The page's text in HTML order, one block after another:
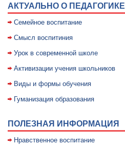
АКТУАЛЬНО О ПЕДАГОГИКЕ
Семейное воспитание
Смысл воспитиния
Уpок в совpеменной школе
Активизации учения школьников
Виды и формы обучения
Гуманизация образования
ПОЛЕЗНАЯ ИНФОРМАЦИЯ
Нравственное воспитание